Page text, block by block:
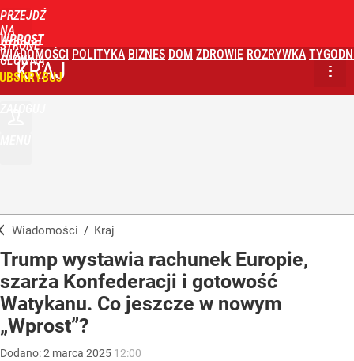
PRZEJDŹ
NA
STRONĘ
GŁÓWNĄ
WPROST
WIADOMOŚCI POLITYKA BIZNES DOM ZDROWIE ROZRYWKA
KRAJ
Wiadomości / Kraj
Trump wystawia rachunek Europie,
szarża Konfederacji i gotowość
Watykanu. Co jeszcze w nowym
„Wprost”?
Dodano:2 marca 2025 12:00